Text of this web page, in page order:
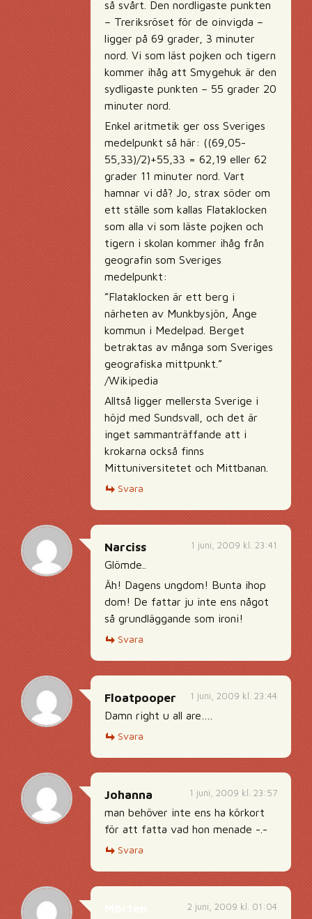
så svårt. Den nordligaste punkten
– Treriksröset för de oinvigda –
ligger på 69 grader, 3 minuter
nord. Vi som läst pojken och tigern
kommer ihåg att Smygehuk är den
sydligaste punkten – 55 grader 20
minuter nord.
Enkel aritmetik ger oss Sveriges
medelpunkt så här: ((69,05-
55,33)/2)+55,33 = 62,19 eller 62
grader 11 minuter nord. Vart
hamnar vi då? Jo, strax söder om
ett ställe som kallas Flataklocken
som alla vi som läste pojken och
tigern i skolan kommer ihåg från
geografin som Sveriges
medelpunkt:
”Flataklocken är ett berg i
närheten av Munkbysjön, Ånge
kommun i Medelpad. Berget
betraktas av många som Sveriges
geografiska mittpunkt.”
/Wikipedia
Alltså ligger mellersta Sverige i
höjd med Sundsvall, och det är
inget sammanträffande att i
krokarna också finns
Mittuniversitetet och Mittbanan.
Svara
1 juni, 2009 kl. 23:41
Narciss
Glömde..
Äh! Dagens ungdom! Bunta ihop
dom! De fattar ju inte ens något
så grundläggande som ironi!
Svara
1 juni, 2009 kl. 23:44
Floatpooper
Damn right u all are….
Svara
1 juni, 2009 kl. 23:57
Johanna
man behöver inte ens ha körkort
för att fatta vad hon menade -.-
Svara
2 juni, 2009 kl. 01:04